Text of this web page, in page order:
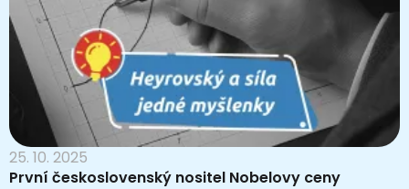
25. 10. 2025
První československý nositel Nobelovy ceny